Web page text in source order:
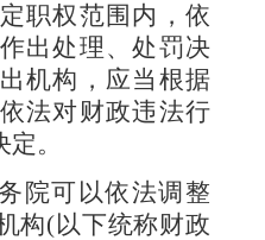
职权范围内，依
出处理、处罚决
机构，应当根据
法对财政违法行
。
院可以依法调整
构(以下统称财政